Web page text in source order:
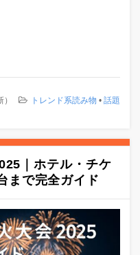
） トレンド系読み物 • 話題
｜ホテル・チケ
まで完全ガイド